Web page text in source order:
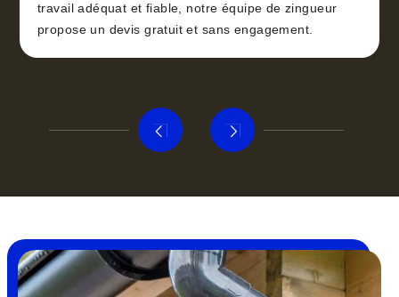
travail adéquat et fiable, notre équipe de zingueur
propose un devis gratuit et sans engagement.